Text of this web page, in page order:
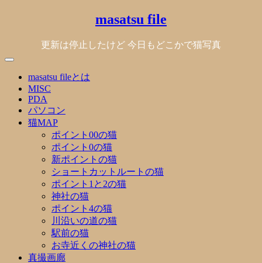
masatsu file
更新は停止したけど 今日もどこかで猫写真
masatsu fileとは
MISC
PDA
パソコン
猫MAP
ポイント00の猫
ポイント0の猫
新ポイントの猫
ショートカットルートの猫
ポイント1と2の猫
神社の猫
ポイント4の猫
川沿いの道の猫
駅前の猫
お寺近くの神社の猫
真撮画廊